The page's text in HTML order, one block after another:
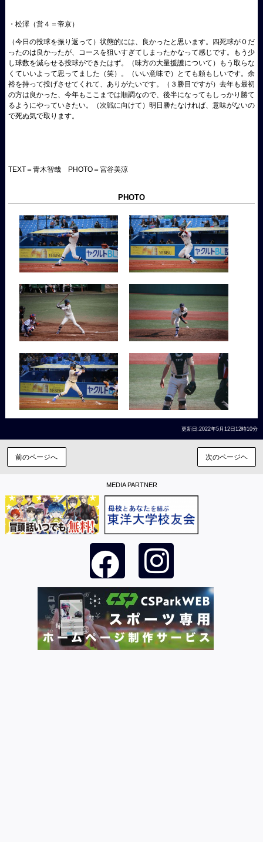
・松澤（営４＝帝京）
（今日の投球を振り返って）状態的には、良かったと思います。四死球が０だ
ったのは良かったが、コースを狙いすぎてしまったかなって感じです。もう少
し球数を減らせる投球ができたはず。（味方の大量援護について）もう取らな
くていいよって思ってました（笑）。（いい意味で）とても頼もしいです。余
裕を持って投げさせてくれて、ありがたいです。（３勝目ですが）去年も最初
の方は良かった、今年もここまでは順調なので、後半になってもしっかり勝て
るようにやっていきたい。（次戦に向けて）明日勝たなければ、意味がないの
で死ぬ気で取ります。
TEXT＝青木智哉 PHOTO＝宮谷美涼
PHOTO
更新日:2022年5月12日12時10分
前のページへ 次のページヘ
MEDIA PARTNER